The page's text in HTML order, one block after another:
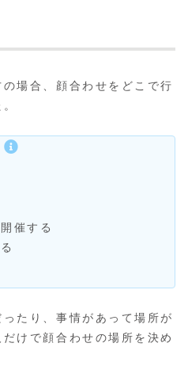
場合、顔合わせをどこで行
催する
たり、事情があって場所が
けで顔合わせの場所を決め